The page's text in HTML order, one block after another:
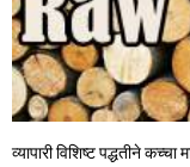
व्यापारी विशिष्ट पद्धतीने